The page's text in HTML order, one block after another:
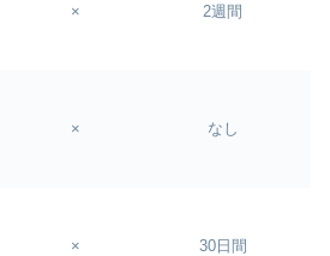
× 2週間
× なし
× 30日間